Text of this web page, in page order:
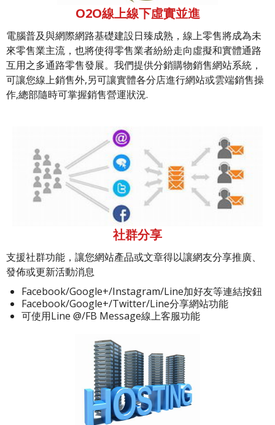
O2O線上線下虛實並進
電腦普及與網際網路基礎建設日臻成熟，線上零售將成為未
來零售業主流，也將使得零售業者紛紛走向虛擬和實體通路
互用之多通路零售發展。我們提供分銷購物銷售網站系統，
可讓您線上銷售外,另可讓實體各分店進行網站或雲端銷售操
作,總部隨時可掌握銷售營運狀況.
社群分享
支援社群功能，讓您網站產品或文章得以讓網友分享推廣、
發佈或更新活動消息
Facebook/Google+/Instagram/Line加好友等連結按鈕
Facebook/Google+/Twitter/Line分享網站功能
可使用Line @/FB Message線上客服功能